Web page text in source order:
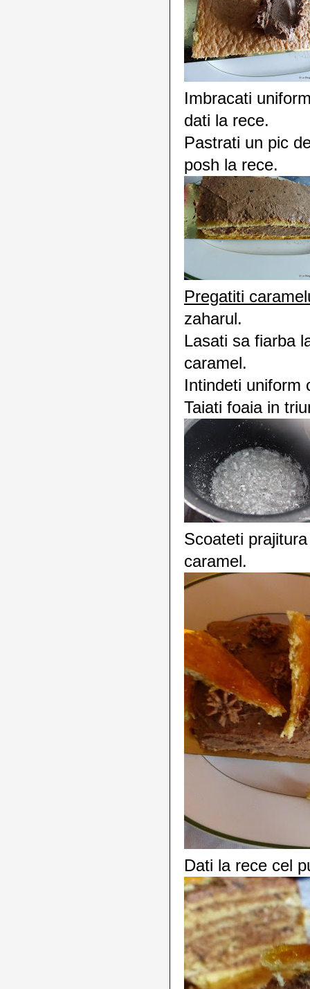
Imbracati
dati la rece.
Pastrati un pic
posh la rece.
Pregatiti
zaharul.
Lasati sa fiarba
caramel.
Intindeti uniform
Taiati foaia in
Scoateti
caramel.
Dati la rece cel